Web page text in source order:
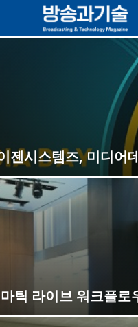
젠시스템즈, 미디어
틱 라이브 워크플로